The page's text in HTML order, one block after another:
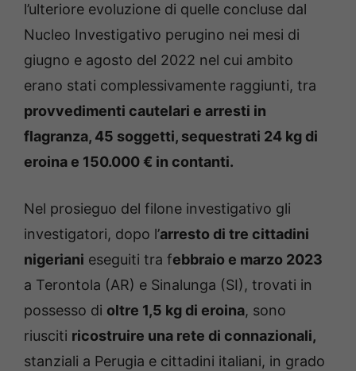
l’ulteriore evoluzione di quelle concluse dal
Nucleo Investigativo perugino nei mesi di
giugno e agosto del 2022 nel cui ambito
erano stati complessivamente raggiunti, tra
provvedimenti cautelari e arresti in
flagranza, 45 soggetti, sequestrati 24 kg di
eroina e 150.000 € in contanti.
Nel prosieguo del filone investigativo gli
investigatori, dopo l’arresto di tre cittadini
nigeriani eseguiti tra febbraio e marzo 2023
a Terontola (AR) e Sinalunga (SI), trovati in
possesso di oltre 1,5 kg di eroina, sono
riusciti ricostruire una rete di connazionali,
stanziali a Perugia e cittadini italiani, in grado